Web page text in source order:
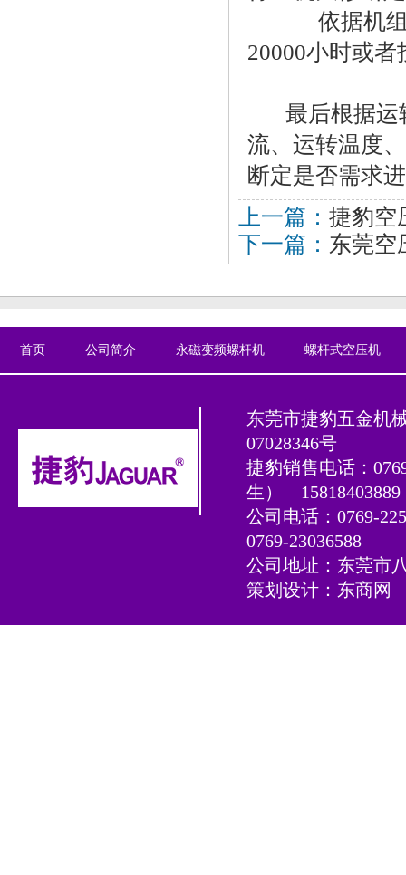
依据机组
20000小时或
最后根据运
流、运转温度
断定是否需求
上一篇： 捷豹空
下一篇： 东莞空
首页 公司简介 永磁变频螺杆机 螺杆式空压机
东莞市捷豹五金机
07028346号
捷豹销售电话：
生）
公司电话：0769-
0769-23036588
公司地址：东莞市
策划设计： 东商网